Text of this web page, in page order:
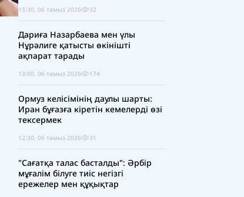
13:30, 06 тамыз 2026 32
Дариға Назарбаева мен үлы
Нұрәлиге қатысты өкінішті
ақпарат тарады
13:00, 06 тамыз 2026 174
Ормуз келісімінің даулы шарты:
Иран бұғазға кіретін кемелерді өзі
тексермек
12:30, 06 тамыз 2026 31
"Сағатқа талас басталды": Әрбір
мұғалім білуге тиіс негізгі
ережелер мен құқықтар